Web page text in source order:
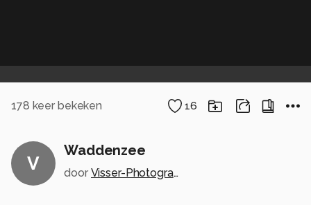
178 keer bekeken 16
V
Waddenzee
door Visser-Photography